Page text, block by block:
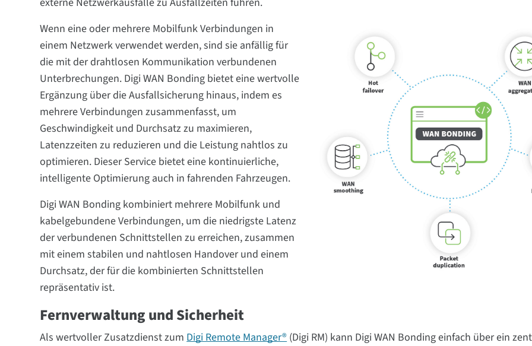
Wenn eine oder mehrere Mobilfunk Verbindungen in
einem Netzwerk verwendet werden, sind sie anfällig für
die mit der drahtlosen Kommunikation verbundenen
Unterbrechungen. Digi WAN Bonding bietet eine wertvolle
Ergänzung über die Ausfallsicherung hinaus, indem es
mehrere Verbindungen zusammenfasst, um
Geschwindigkeit und Durchsatz zu maximieren,
Latenzzeiten zu reduzieren und die Leistung nahtlos zu
optimieren. Dieser Service bietet eine kontinuierliche,
intelligente Optimierung auch in fahrenden Fahrzeugen.
Digi WAN Bonding kombiniert mehrere Mobilfunk und
kabelgebundene Verbindungen, um die niedrigste Latenz
der verbundenen Schnittstellen zu erreichen, zusammen
mit einem stabilen und nahtlosen Handover und einem
Durchsatz, der für die kombinierten Schnittstellen
repräsentativ ist.
Fernverwaltung und Sicherheit
Als wertvoller Zusatzdienst zumDigi Remote Manager®(Digi RM) kann Digi WAN Bonding einfach über ein